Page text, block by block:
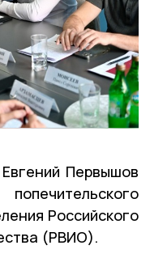
Первышов
Российского
(РВИО).